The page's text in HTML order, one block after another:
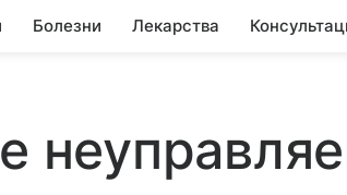
Болезни Лекарства